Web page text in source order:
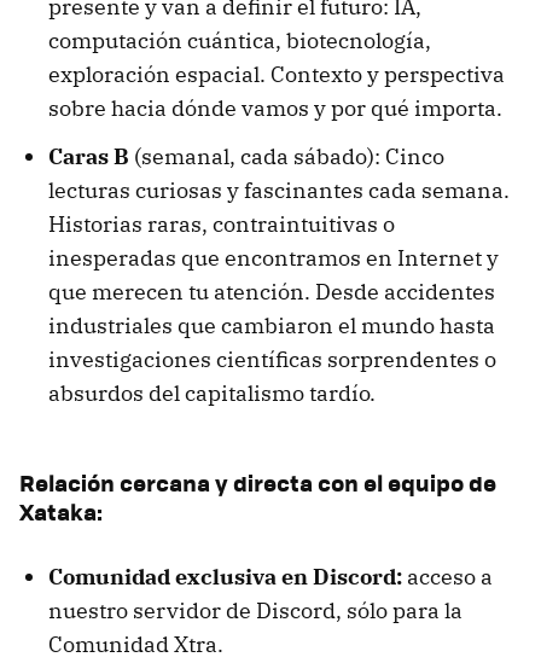
presente y van a definir el futuro: IA,
computación cuántica, biotecnología,
exploración espacial. Contexto y perspectiva
sobre hacia dónde vamos y por qué importa.
Caras B (semanal, cada sábado): Cinco
lecturas curiosas y fascinantes cada semana.
Historias raras, contraintuitivas o
inesperadas que encontramos en Internet y
que merecen tu atención. Desde accidentes
industriales que cambiaron el mundo hasta
investigaciones científicas sorprendentes o
absurdos del capitalismo tardío.
Relación cercana y directa con el equipo de
Xataka:
Comunidad exclusiva en Discord: acceso a
nuestro servidor de Discord, sólo para la
Comunidad Xtra.